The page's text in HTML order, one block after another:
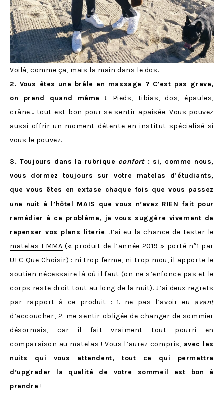
Voilà, comme ça, mais la main dans le dos.
2. Vous êtes une brêle en massage ? C’est pas grave,
on prend quand même ! Pieds, tibias, dos, épaules,
crâne… tout est bon pour se sentir apaisée. Vous pouvez
aussi offrir un moment détente en institut spécialisé si
vous le pouvez.
3. Toujours dans la rubrique confort: si, comme nous,
vous dormez toujours sur votre matelas d’étudiants,
que vous êtes en extase chaque fois que vous passez
une nuit à l’hôtel MAIS que vous n’avez RIEN fait pour
remédier à ce problème, je vous suggère vivement de
repenser vos plans literie. J’ai eu la chance de tester le
matelas EMMA (« produit de l’année 2019 » porté n°1 par
UFC Que Choisir) : ni trop ferme, ni trop mou, il apporte le
soutien nécessaire là où il faut (on ne s’enfonce pas et le
corps reste droit tout au long de la nuit). J’ai deux regrets
par rapport à ce produit : 1. ne pas l’avoir eu avant
d’accoucher, 2. me sentir obligée de changer de sommier
désormais, car il fait vraiment tout pourri en
comparaison au matelas ! Vous l’aurez compris, avec les
nuits qui vous attendent, tout ce qui permettra
d’upgrader la qualité de votre sommeil est bon à
prendre !